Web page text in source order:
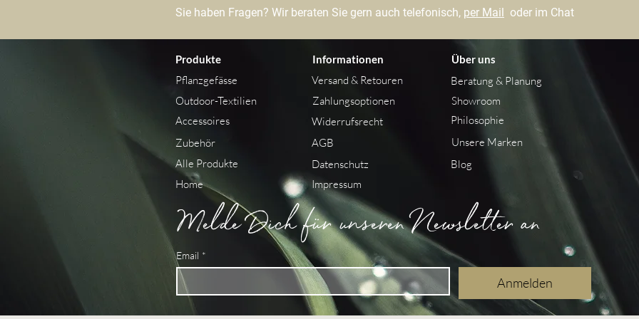
Sie haben Fragen? Wir beraten Sie gern auch telefonisch, per Mail oder im Chat
Produkte
Pflanzgefässe
Outdoor-Textilien
Accessoires
Zubehör
Alle Produkte
Home
Informationen
Versand & Retouren
Zahlungsoptionen
Widerrufsrecht
AGB
Datenschutz
Über uns
Beratung & Planung
Showroom
Philosophie
Unsere Marken
Blog
Impressum
Melde Dich für unseren Newsletter an
Email *
Anmelden